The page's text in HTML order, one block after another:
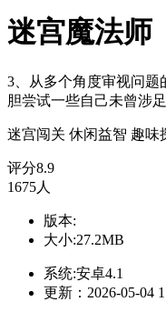
迷宫魔法师
3、从多个角度审视问题
胆尝试一些自己未曾涉足
迷宫闯关 休闲益智 趣味
评分8.9
1675人
版本:
大小:27.2MB
系统:安卓4.1
更新：2026-05-04